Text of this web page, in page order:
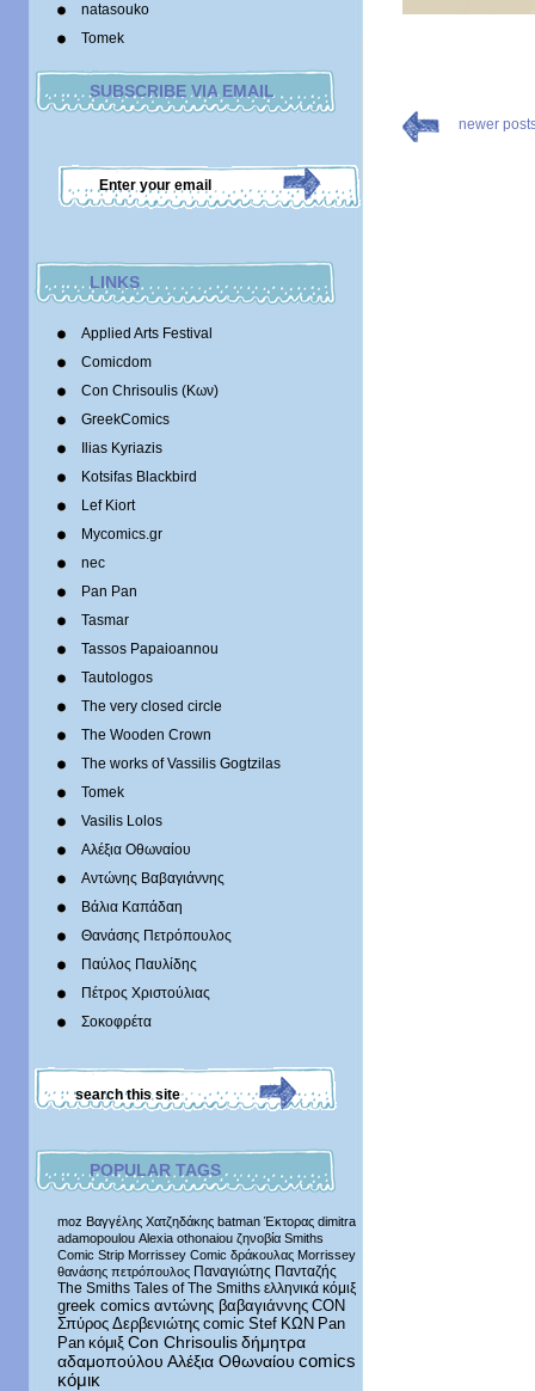
natasouko
Tomek
SUBSCRIBE VIA EMAIL
LINKS
Applied Arts Festival
Comicdom
Con Chrisoulis (Κων)
GreekComics
Ilias Kyriazis
Kotsifas Blackbird
Lef Kiort
Mycomics.gr
nec
Pan Pan
Tasmar
Tassos Papaioannou
Tautologos
The very closed circle
The Wooden Crown
The works of Vassilis Gogtzilas
Tomek
Vasilis Lolos
Αλέξια Οθωναίου
Αντώνης Βαβαγιάννης
Βάλια Καπάδαη
Θανάσης Πετρόπουλος
Παύλος Παυλίδης
Πέτρος Χριστούλιας
Σοκοφρέτα
POPULAR TAGS
moz Βαγγέλης Χατζηδάκης batman Έκτορας dimitra
adamopoulou Alexia othonaiou ζηνοβία Smiths
Comic Strip Morrissey Comic δράκουλας Morrissey
θανάσης πετρόπουλος Παναγιώτης Πανταζής
The Smiths Tales of The Smiths ελληνικά κόμιξ
greek comics αντώνης βαβαγιάννης CON
Σπύρος Δερβενιώτης comic Stef ΚΩΝ Pan
Pan κόμιξ Con Chrisoulis δήμητρα
αδαμοπούλου Αλέξια Οθωναίου comics
κόμικ
newer